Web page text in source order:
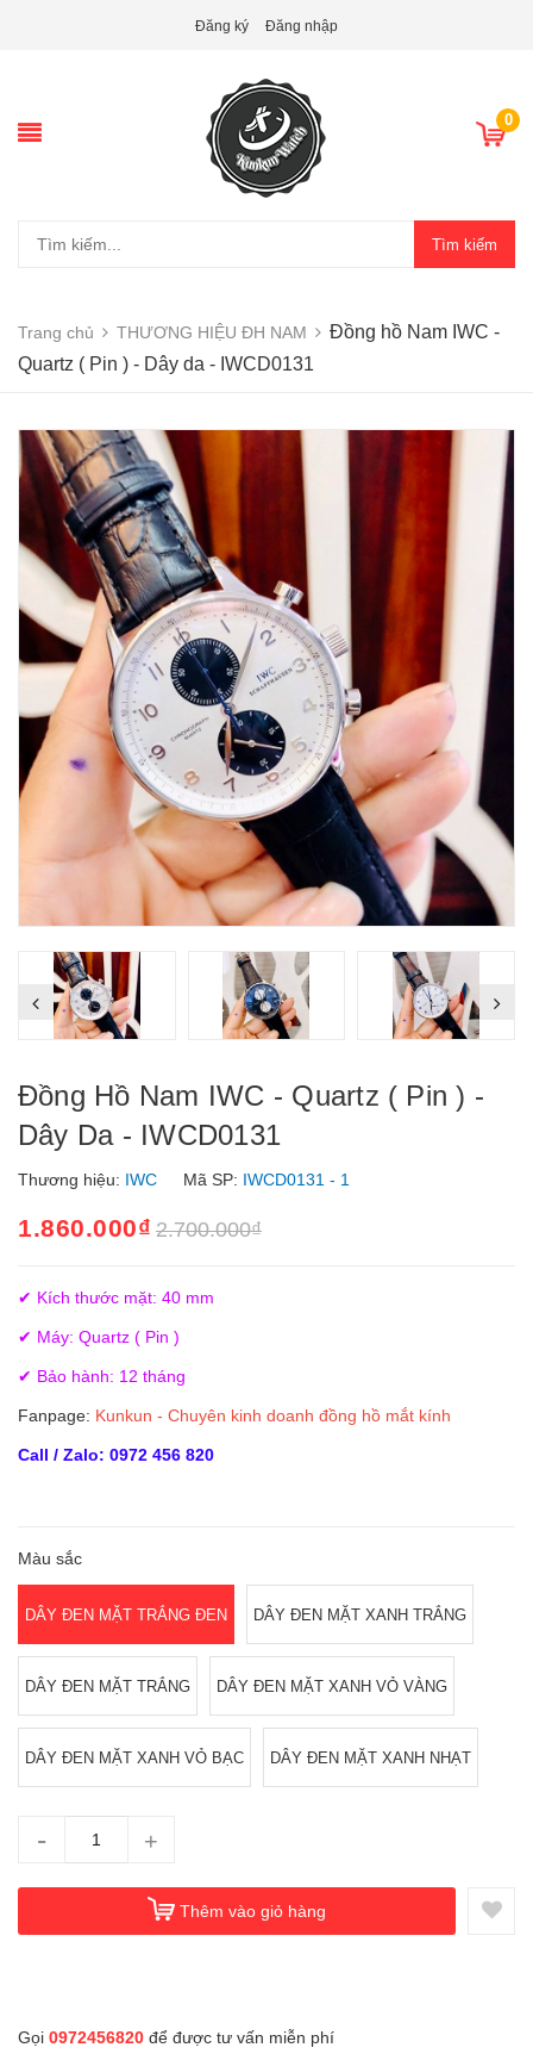
Đăng ký Đăng nhập
0
Tìm kiếm
Trang chủ THƯƠNG HIỆU ĐH NAM
Đồng hồ Nam IWC -
Quartz ( Pin ) - Dây da - IWCD0131
Đồng Hồ Nam IWC - Quartz ( Pin ) -
Dây Da - IWCD0131
Thương hiệu: IWC Mã SP: IWCD0131 - 1
1.860.000₫ 2.700.000₫
✔ Kích thước mặt: 40 mm
✔ Máy: Quartz ( Pin )
✔ Bảo hành: 12 tháng
Fanpage: Kunkun - Chuyên kinh doanh đồng hồ mắt kính
Call / Zalo: 0972 456 820
Màu sắc
DÂY ĐEN MẶT TRẮNG ĐEN DÂY ĐEN MẶT XANH TRẮNG
DÂY ĐEN MẶT TRẮNG DÂY ĐEN MẶT XANH VỎ VÀNG
DÂY ĐEN MẶT XANH VỎ BẠC DÂY ĐEN MẶT XANH NHẠT
- +
Thêm vào giỏ hàng
Gọi 0972456820 để được tư vấn miễn phí